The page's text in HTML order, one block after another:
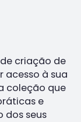
criação de
acesso à sua
coleção que
e
dos seus